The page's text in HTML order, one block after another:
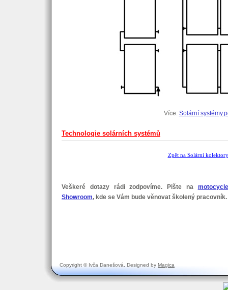
Více: Solární
Technologie solárních systémů
Zpět na Solární kolektory
Veškeré dotazy rádi zodpovíme. Pište na
Showroom, kde se Vám bude věnovat školený pracovník.
Copyright © Ivča Danešová, Designed by Magica